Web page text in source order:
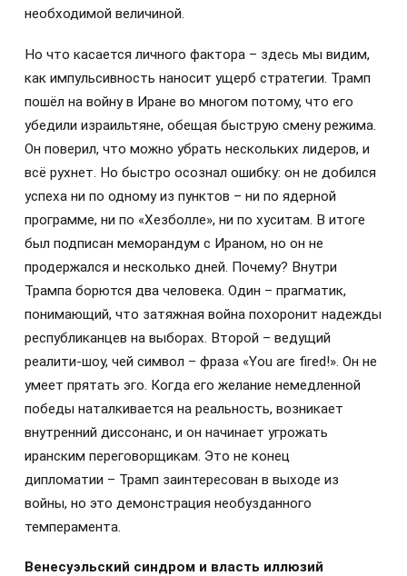
необходимой величиной.
Но что касается личного фактора – здесь мы видим,
как импульсивность наносит ущерб стратегии. Трамп
пошёл на войну в Иране во многом потому, что его
убедили израильтяне, обещая быструю смену режима.
Он поверил, что можно убрать нескольких лидеров, и
всё рухнет. Но быстро осознал ошибку: он не добился
успеха ни по одному из пунктов – ни по ядерной
программе, ни по «Хезболле», ни по хуситам. В итоге
был подписан меморандум с Ираном, но он не
продержался и несколько дней. Почему? Внутри
Трампа борются два человека. Один – прагматик,
понимающий, что затяжная война похоронит надежды
республиканцев на выборах. Второй – ведущий
реалити-шоу, чей символ – фраза «You are fired!». Он не
умеет прятать эго. Когда его желание немедленной
победы наталкивается на реальность, возникает
внутренний диссонанс, и он начинает угрожать
иранским переговорщикам. Это не конец
дипломатии – Трамп заинтересован в выходе из
войны, но это демонстрация необузданного
темперамента.
Венесуэльский синдром и власть иллюзий